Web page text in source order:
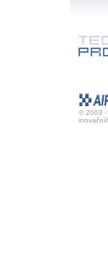
© 2003 -